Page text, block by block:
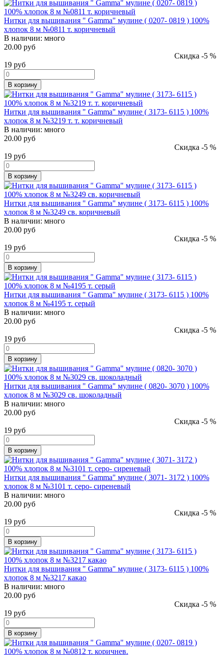
Нитки для вышивания " Gamma" мулине ( 0207- 0819 ) 100%
хлопок 8 м №0811 т. коричневый
В наличии: много
20.00 руб
Скидка -5 %
19 руб
В корзину
Нитки для вышивания " Gamma" мулине ( 3173- 6115 ) 100%
хлопок 8 м №3219 т. т. коричневый
В наличии: много
20.00 руб
Скидка -5 %
19 руб
В корзину
Нитки для вышивания " Gamma" мулине ( 3173- 6115 ) 100%
хлопок 8 м №3249 св. коричневый
В наличии: много
20.00 руб
Скидка -5 %
19 руб
В корзину
Нитки для вышивания " Gamma" мулине ( 3173- 6115 ) 100%
хлопок 8 м №4195 т. серый
В наличии: много
20.00 руб
Скидка -5 %
19 руб
В корзину
Нитки для вышивания " Gamma" мулине ( 0820- 3070 ) 100%
хлопок 8 м №3029 св. шоколадный
В наличии: много
20.00 руб
Скидка -5 %
19 руб
В корзину
Нитки для вышивания " Gamma" мулине ( 3071- 3172 ) 100%
хлопок 8 м №3101 т. серо- сиреневый
В наличии: много
20.00 руб
Скидка -5 %
19 руб
В корзину
Нитки для вышивания " Gamma" мулине ( 3173- 6115 ) 100%
хлопок 8 м №3217 какао
В наличии: много
20.00 руб
Скидка -5 %
19 руб
В корзину